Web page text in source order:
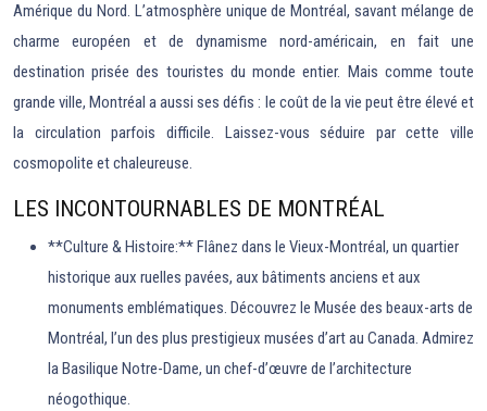
Amérique du Nord. L’atmosphère unique de Montréal, savant mélange de
charme européen et de dynamisme nord-américain, en fait une
destination prisée des touristes du monde entier. Mais comme toute
grande ville, Montréal a aussi ses défis : le coût de la vie peut être élevé et
la circulation parfois difficile. Laissez-vous séduire par cette ville
cosmopolite et chaleureuse.
LES INCONTOURNABLES DE MONTRÉAL
**Culture & Histoire:** Flânez dans le Vieux-Montréal, un quartier
historique aux ruelles pavées, aux bâtiments anciens et aux
monuments emblématiques. Découvrez le Musée des beaux-arts de
Montréal, l’un des plus prestigieux musées d’art au Canada. Admirez
la Basilique Notre-Dame, un chef-d’œuvre de l’architecture
néogothique.